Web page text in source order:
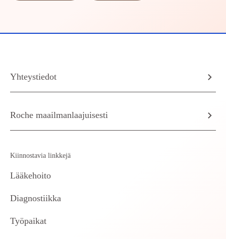
Yhteystiedot
Roche maailmanlaajuisesti
Kiinnostavia linkkejä
Lääkehoito
Diagnostiikka
Työpaikat